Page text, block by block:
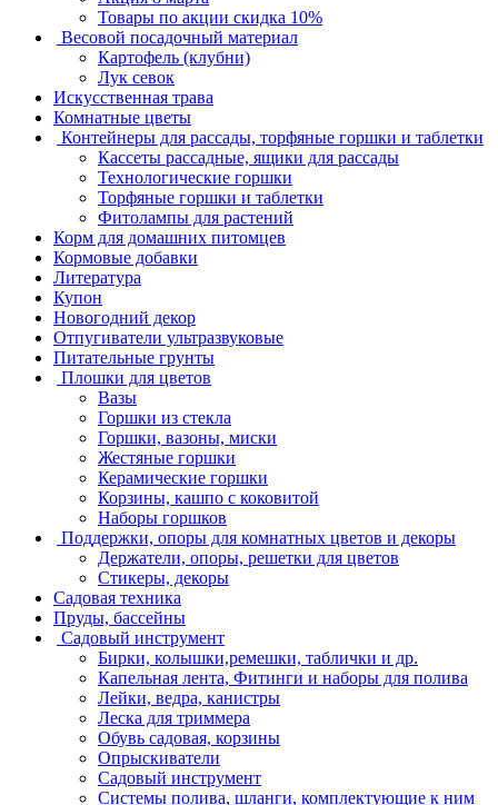
Товары по акции скидка 10%
Весовой посадочный материал
Картофель (клубни)
Лук севок
Искусственная трава
Комнатные цветы
Контейнеры для рассады, торфяные горшки и таблетки
Кассеты рассадные, ящики для рассады
Технологические горшки
Торфяные горшки и таблетки
Фитолампы для растений
Корм для домашних питомцев
Кормовые добавки
Литература
Купон
Новогодний декор
Отпугиватели ультразвуковые
Питательные грунты
Плошки для цветов
Вазы
Горшки из стекла
Горшки, вазоны, миски
Жестяные горшки
Керамические горшки
Корзины, кашпо с коковитой
Наборы горшков
Поддержки, опоры для комнатных цветов и декоры
Держатели, опоры, решетки для цветов
Стикеры, декоры
Садовая техника
Пруды, бассейны
Садовый инструмент
Бирки, колышки,ремешки, таблички и др.
Капельная лента, Фитинги и наборы для полива
Лейки, ведра, канистры
Леска для триммера
Обувь садовая, корзины
Опрыскиватели
Садовый инструмент
Системы полива, шланги, комплектующие к ним